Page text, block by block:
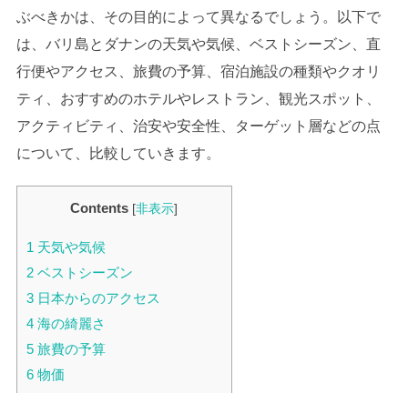
ぶべきかは、その目的によって異なるでしょう。以下で
は、バリ島とダナンの天気や気候、ベストシーズン、直
行便やアクセス、旅費の予算、宿泊施設の種類やクオリ
ティ、おすすめのホテルやレストラン、観光スポット、
アクティビティ、治安や安全性、ターゲット層などの点
について、比較していきます。
Contents [非表示]
1 天気や気候
2ベストシーズン
3日本からのアクセス
4海の綺麗さ
5旅費の予算
6物価